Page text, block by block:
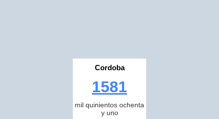
Cordoba
1581
mil quinientos ochenta
y uno